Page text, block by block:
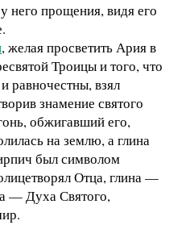
него прощения, видя его
, желая просветить Ария в
Троицы и того, что
равночестны, взял
знамение святого
обжигавший его,
на землю, а глина
был символом
Отца, глина —
— Духа Святого,